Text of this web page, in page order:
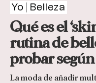
Yo Belleza
Qué es el
rutina de
probar según
La moda de añadir